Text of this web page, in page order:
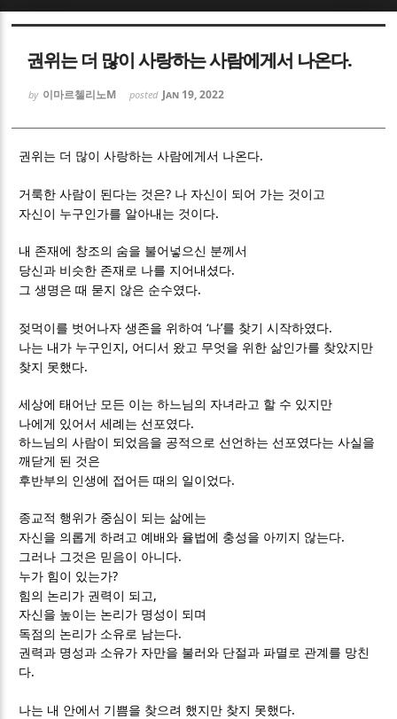
권위는 더 많이 사랑하는 사람에게서 나온다.
by 이마르첼리노M posted Jan 19, 2022
권위는 더 많이 사랑하는 사람에게서 나온다.
거룩한 사람이 된다는 것은? 나 자신이 되어 가는 것이고
자신이 누구인가를 알아내는 것이다.
내 존재에 창조의 숨을 불어넣으신 분께서
당신과 비슷한 존재로 나를 지어내셨다.
그 생명은 때 묻지 않은 순수였다.
젖먹이를 벗어나자 생존을 위하여‘나’를 찾기 시작하였다.
나는 내가 누구인지 , 어디서 왔고 무엇을 위한 삶인가를 찾았지만
찾지 못했다.
세상에 태어난 모든 이는 하느님의 자녀라고 할 수 있지만
나에게 있어서 세례는 선포였다.
하느님의 사람이 되었음을 공적으로 선언하는 선포였다는 사실을
깨닫게 된 것은
후반부의 인생에 접어든 때의 일이었다.
종교적 행위가 중심이 되는 삶에는
자신을 의롭게 하려고 예배와 율법에 충성을 아끼지 않는다.
그러나 그것은 믿음이 아니다.
누가 힘이 있는가?
힘의 논리가 권력이 되고 ,
자신을 높이는 논리가 명성이 되며
독점의 논리가 소유로 남는다.
권력과 명성과 소유가 자만을 불러와 단절과 파멸로 관계를 망친
다.
나는 내 안에서 기쁨을 찾으려 했지만 찾지 못했다.
Sketchbook5, 스케치북5
Sketchbook5, 스케치북5
Sketchbook5, 스케치북5
Sketchbook5, 스케치북5